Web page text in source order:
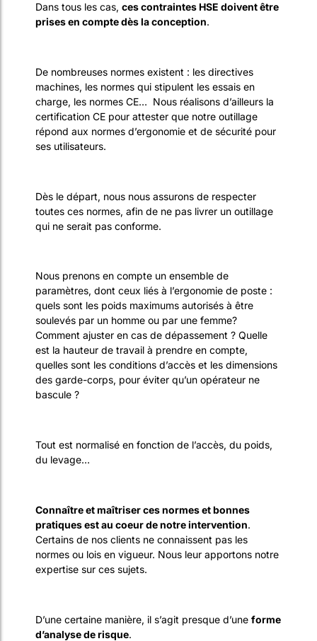
Dans tous les cas, ces contraintes HSE doivent être
prises en compte dès la conception.
De nombreuses normes existent : les directives
machines, les normes qui stipulent les essais en
charge, les normes CE… Nous réalisons d’ailleurs la
certification CE pour attester que notre outillage
répond aux normes d’ergonomie et de sécurité pour
ses utilisateurs.
Dès le départ, nous nous assurons de respecter
toutes ces normes, afin de ne pas livrer un outillage
qui ne serait pas conforme.
Nous prenons en compte un ensemble de
paramètres, dont ceux liés à l’ergonomie de poste :
quels sont les poids maximums autorisés à être
soulevés par un homme ou par une femme?
Comment ajuster en cas de dépassement ? Quelle
est la hauteur de travail à prendre en compte,
quelles sont les conditions d’accès et les dimensions
des garde-corps, pour éviter qu’un opérateur ne
bascule ?
Tout est normalisé en fonction de l’accès, du poids,
du levage…
Connaître et maîtriser ces normes et bonnes
pratiques est au coeur de notre intervention.
Certains de nos clients ne connaissent pas les
normes ou lois en vigueur. Nous leur apportons notre
expertise sur ces sujets.
D’une certaine manière, il s’agit presque d’une forme
d’analyse de risque.